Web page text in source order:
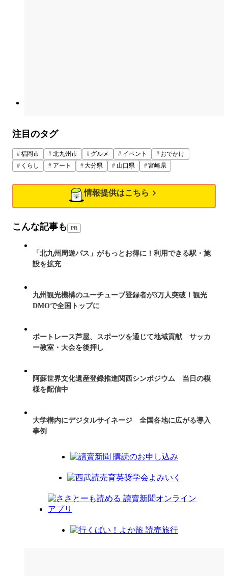
注目のタグ
福岡市 北九州市 グルメ イベント
おでかけ
くらし
アート 大分県 山口県 宮崎県
情報提供はこちら
こんな記事も PR
「北九州周遊パス」がもっとお得に！利用できる駅・施
設を拡充
九州観光機構のユーチューブ登録者が3万人突破！観光
DMOで全国トップに
ボートレース芦屋、スポーツを通じて地域貢献 サッカ
ー教室・大会を後押し
阿蘇世界文化遺産登録推進関西シンポジウム 当日の模
様を配信中
大学構内にデジタルサイネージ 全国各地に広がる導入
事例